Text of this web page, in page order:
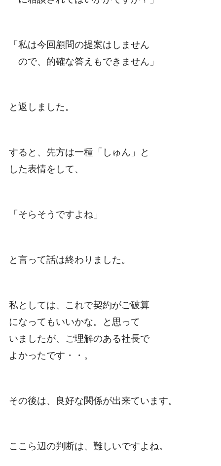
「私は今回顧問の提案はしません
ので、的確な答えもできません」
と返しました。
すると、先方は一種「しゅん」と
した表情をして、
「そらそうですよね」
と言って話は終わりました。
私としては、これで契約がご破算
になってもいいかな。と思って
いましたが、ご理解のある社長で
よかったです・・。
その後は、良好な関係が出来ています。
ここら辺の判断は、難しいですよね。